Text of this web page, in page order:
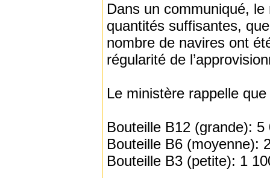
Dans un communiqué,
quantités suffisantes,
nombre de navires ont
régularité de
Le ministère rappelle
Bouteille B12 (grande):
Bouteille B6 (moyenne):
Bouteille B3 (petite): 1